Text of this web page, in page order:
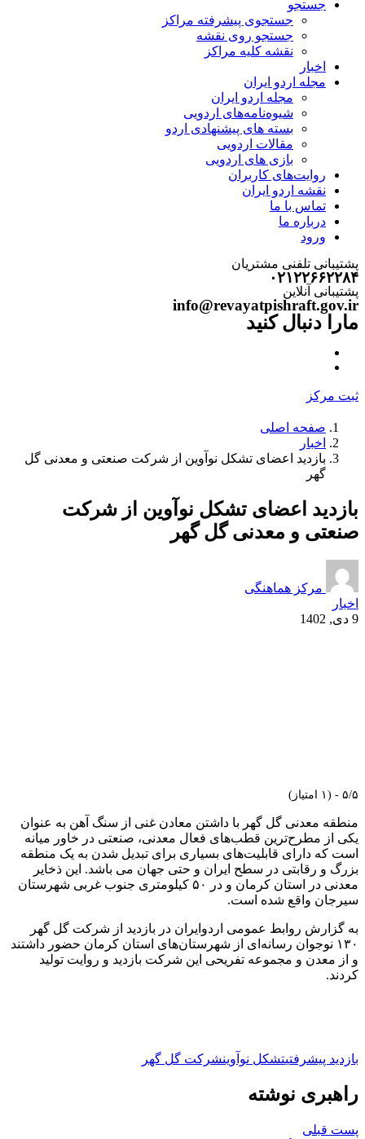
جستجو
جستجوی پیشرفته مراکز
جستجو روی نقشه
نقشه کلیه مراکز
اخبار
مجله اردو ایران
مجله اردو ایران
شیوه‌نامه‌های اردویی
بسته های پیشنهادی اردو
مقالات اردویی
بازی های اردویی
روایت‌های کاربران
نقشه اردو ایران
تماس با ما
درباره ما
ورود
پشتیبانی تلفنی مشتریان
۰۲۱۲۲۶۶۲۲۸۴
پشتیبانی آنلاین
info@revayatpishraft.gov.ir
مارا دنبال کنید
ثبت مرکز
صفحه اصلی
اخبار
بازدید اعضای تشکل نوآوین از شرکت صنعتی و معدنی گل
گهر
بازدید اعضای تشکل نوآوین از شرکت
صنعتی و معدنی گل گهر
مرکز هماهنگی
اخبار
9 دی, 1402
۵/۵ - (۱ امتیاز)
منطقه معدنی گل گهر با داشتن معادن غنی از سنگ آهن به عنوان
یکی از مطرح‌ترین قطب‌های فعال معدنی، صنعتی در خاور میانه
است که دارای قابلیت‌های بسیاری برای تبدیل شدن به یک منطقه
بزرگ و رقابتی در سطح ایران و حتی جهان می باشد. اين ذخاير
معدنی در استان كرمان و در ۵۰ كيلومتری جنوب غربی شهرستان
سيرجان واقع شده است.
به گزارش روابط عمومی اردوایران در بازدید از شرکت گل گهر
۱۳۰ نوجوان رسانه‌ای از شهرستان‌های استان کرمان حضور داشتند
و از معدن‌ و مجموعه تفریحی این شرکت بازدید و روایت تولید
کردند.
بازدید پیشرفتیتشکل نوآوینشرکت گل گهر
راهبری نوشته
پست قبلی